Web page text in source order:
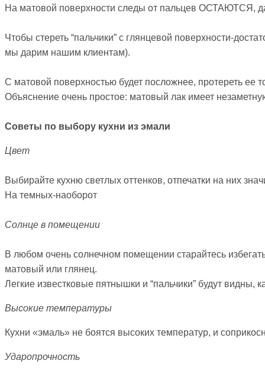
На матовой поверхности следы от пальцев ОСТАЮТСЯ,
Чтобы стереть “пальчики” с глянцевой поверхности-
мы дарим нашим клиентам).
С матовой поверхностью будет посложнее, протереть ее
Объяснение очень простое: матовый лак имеет
Советы по выбору кухни из эмали
Цвет
Выбирайте кухню светлых оттенков, отпечатки на них
На темных-наоборот
Солнце в помещении
В любом очень солнечном помещении старайтесь
матовый или глянец.
Легкие известковые пятнышки и “пальчики” будут видны,
Высокие температуры
Кухни «эмаль» не боятся высоких температур, и
Ударопрочность